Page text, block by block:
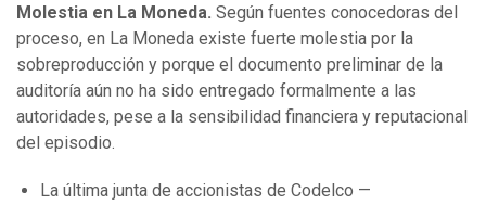
Molestia en La Moneda. Según fuentes conocedoras del
proceso, en La Moneda existe fuerte molestia por la
sobreproducción y porque el documento preliminar de la
auditoría aún no ha sido entregado formalmente a las
autoridades, pese a la sensibilidad financiera y reputacional
del episodio.
La última junta de accionistas de Codelco —